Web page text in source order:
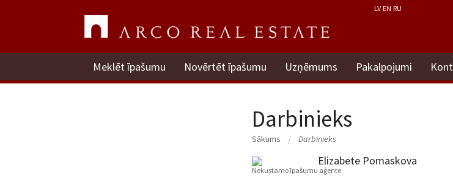
LV EN RU
Meklēt īpašumu Novērtēt īpašumu Uzņēmums Pakalpojumi
Darbinieks
Sākums Darbinieks
Elizabete Pomaskova
Nekustamo īpašumu aģente